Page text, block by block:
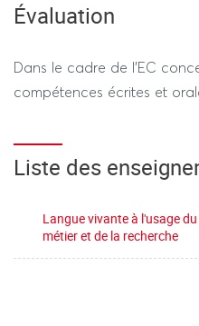
Pratique de la langue
Évaluation
Dans le cadre de l’EC
compétences écrites et
Liste des
Langue vivante à l'usage du
métier et de la recherche